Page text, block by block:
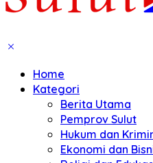
Home
Kategori
Berita Utama
Pemprov Sulut
Hukum dan
Ekonomi dan